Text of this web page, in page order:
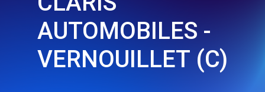
AUTOMOBILES -
VERNOUILLET (C)